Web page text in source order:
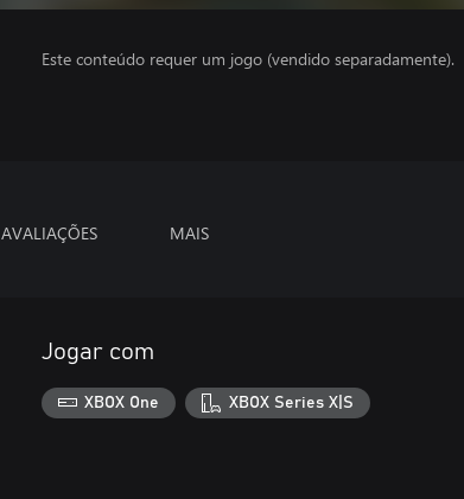
Este conteúdo requer um jogo (vendido separadamente).
AVALIAÇÕES MAIS
Jogar com
XBOX One XBOX Series X|S